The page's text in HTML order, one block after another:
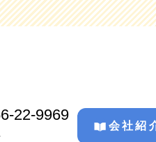
22-9969
会社紹